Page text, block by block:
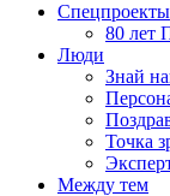
Спецпроекты
80 лет
Люди
Знай
Точка
Между тем